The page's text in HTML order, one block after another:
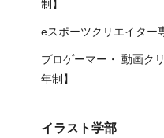
制】
eスポーツクリエイター
プロゲーマー・ 動画ク
年制】
イラスト学部